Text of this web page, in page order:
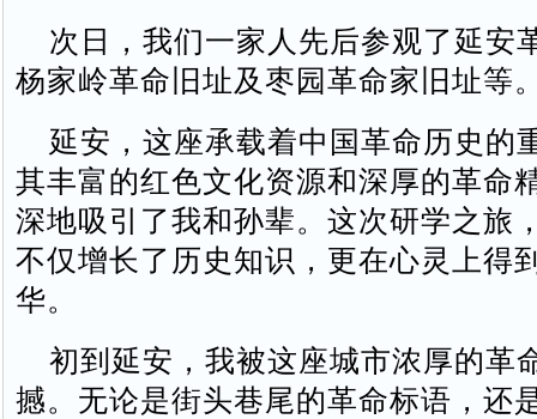
次日，我们一家人先后参观了延安
杨家岭革命旧址及枣园革命家旧址等
延安，这座承载着中国革命历史的
其丰富的红色文化资源和深厚的革命
深地吸引了我和孙辈。这次研学之旅
不仅增长了历史知识，更在心灵上得
华。
初到延安，我被这座城市浓厚的革
撼。无论是街头巷尾的革命标语，还